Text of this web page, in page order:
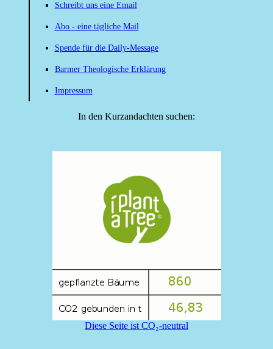
Schreibt uns eine Email
Abo - eine tägliche Mail
Spende für die Daily-Message
Barmer Theologische Erklärung
Impressum
In den Kurzandachten suchen:
Diese Seite ist CO₂-neutral